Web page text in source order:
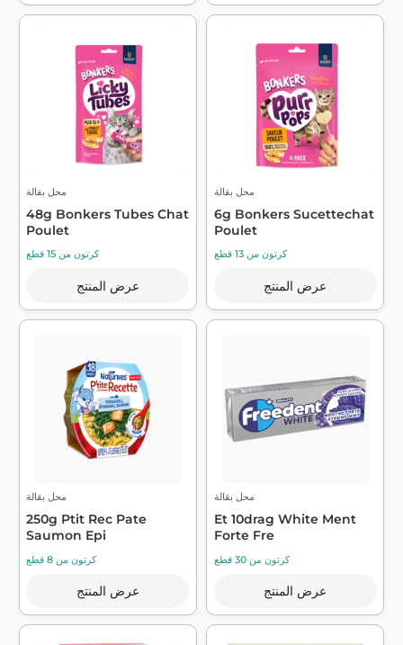
محل بقالة
48g Bonkers Tubes Chat
Poulet
كرتون من 15 قطع
عرض المنتج
محل بقالة
6g Bonkers Sucettechat
Poulet
كرتون من 13 قطع
عرض المنتج
محل بقالة
250g Ptit Rec Pate
Saumon Epi
كرتون من 8 قطع
عرض المنتج
محل بقالة
Et 10drag White Ment
Forte Fre
كرتون من 30 قطع
عرض المنتج